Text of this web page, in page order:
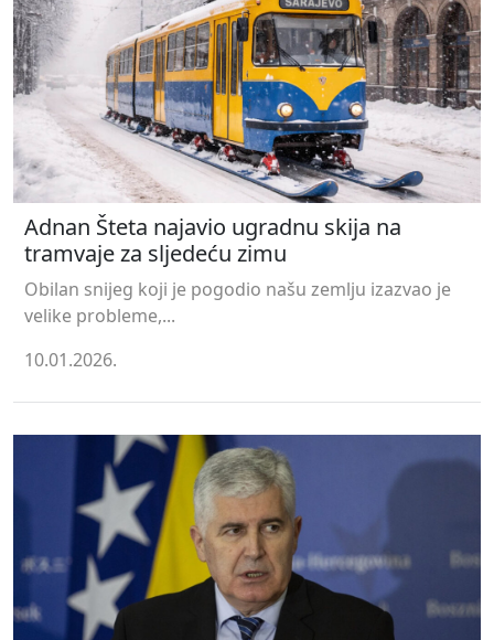
Adnan Šteta najavio ugradnu skija na
tramvaje za sljedeću zimu
Obilan snijeg koji je pogodio našu zemlju izazvao je
velike probleme,...
10.01.2026.